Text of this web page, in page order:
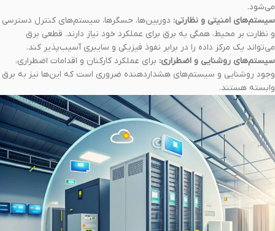
می‌شود.
سیستم‌های امنیتی و نظارتی: دوربین‌ها، حسگرها، سیستم‌های کنترل دسترسی
و نظارت بر محیط، همگی به برق برای عملکرد خود نیاز دارند. قطعی برق
می‌تواند یک مرکز داده را در برابر نفوذ فیزیکی و سایبری آسیب‌پذیر کند.
سیستم‌های روشنایی و اضطراری: برای عملکرد کارکنان و اقدامات اضطراری،
وجود روشنایی و سیستم‌های هشداردهنده ضروری است که این‌ها نیز به برق
وابسته هستند.